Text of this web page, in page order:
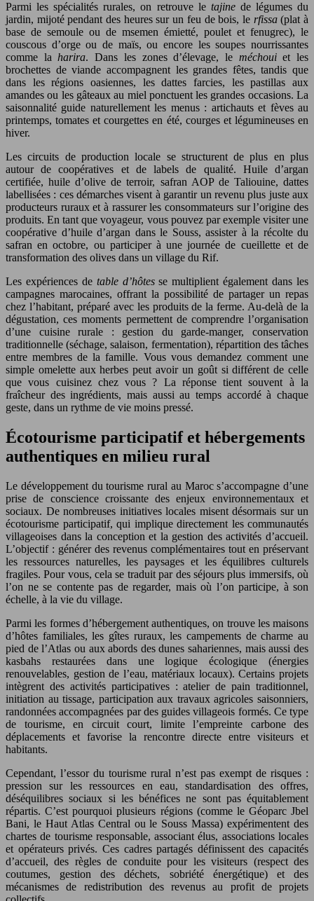
Parmi les spécialités rurales, on retrouve le tajinede légumes du
jardin, mijoté pendant des heures sur un feu de bois, le rfissa(plat à
base de semoule ou de msemen émietté, poulet et fenugrec), le
couscous d’orge ou de maïs, ou encore les soupes nourrissantes
comme laharira. Dans les zones d’élevage, le méchouiet les
brochettes de viande accompagnent les grandes fêtes, tandis que
dans les régions oasiennes, les dattes farcies, les pastillas aux
amandes ou les gâteaux au miel ponctuent les grandes occasions. La
saisonnalité guide naturellement les menus : artichauts et fèves au
printemps, tomates et courgettes en été, courges et légumineuses en
hiver.
Les circuits de production locale se structurent de plus en plus
autour de coopératives et de labels de qualité. Huile d’argan
certifiée, huile d’olive de terroir, safran AOP de Taliouine, dattes
labellisées : ces démarches visent à garantir un revenu plus juste aux
producteurs ruraux et à rassurer les consommateurs sur l’origine des
produits. En tant que voyageur, vous pouvez par exemple visiter une
coopérative d’huile d’argan dans le Souss, assister à la récolte du
safran en octobre, ou participer à une journée de cueillette et de
transformation des olives dans un village du Rif.
Les expériences de table d’hôtesse multiplient également dans les
campagnes marocaines, offrant la possibilité de partager un repas
chez l’habitant, préparé avec les produits de la ferme. Au-delà de la
dégustation, ces moments permettent de comprendre l’organisation
d’une cuisine rurale : gestion du garde-manger, conservation
traditionnelle (séchage, salaison, fermentation), répartition des tâches
entre membres de la famille. Vous vous demandez comment une
simple omelette aux herbes peut avoir un goût si différent de celle
que vous cuisinez chez vous ? La réponse tient souvent à la
fraîcheur des ingrédients, mais aussi au temps accordé à chaque
geste, dans un rythme de vie moins pressé.
Écotourisme participatif et hébergements
authentiques en milieu rural
Le développement du tourisme rural au Maroc s’accompagne d’une
prise de conscience croissante des enjeux environnementaux et
sociaux. De nombreuses initiatives locales misent désormais sur un
écotourisme participatif, qui implique directement les communautés
villageoises dans la conception et la gestion des activités d’accueil.
L’objectif : générer des revenus complémentaires tout en préservant
les ressources naturelles, les paysages et les équilibres culturels
fragiles. Pour vous, cela se traduit par des séjours plus immersifs, où
l’on ne se contente pas de regarder, mais où l’on participe, à son
échelle, à la vie du village.
Parmi les formes d’hébergement authentiques, on trouve les maisons
d’hôtes familiales, les gîtes ruraux, les campements de charme au
pied de l’Atlas ou aux abords des dunes sahariennes, mais aussi des
kasbahs restaurées dans une logique écologique (énergies
renouvelables, gestion de l’eau, matériaux locaux). Certains projets
intègrent des activités participatives : atelier de pain traditionnel,
initiation au tissage, participation aux travaux agricoles saisonniers,
randonnées accompagnées par des guides villageois formés. Ce type
de tourisme, en circuit court, limite l’empreinte carbone des
déplacements et favorise la rencontre directe entre visiteurs et
habitants.
Cependant, l’essor du tourisme rural n’est pas exempt de risques :
pression sur les ressources en eau, standardisation des offres,
déséquilibres sociaux si les bénéfices ne sont pas équitablement
répartis. C’est pourquoi plusieurs régions (comme le Géoparc Jbel
Bani, le Haut Atlas Central ou le Souss Massa) expérimentent des
chartes de tourisme responsable, associant élus, associations locales
et opérateurs privés. Ces cadres partagés définissent des capacités
d’accueil, des règles de conduite pour les visiteurs (respect des
coutumes, gestion des déchets, sobriété énergétique) et des
mécanismes de redistribution des revenus au profit de projets